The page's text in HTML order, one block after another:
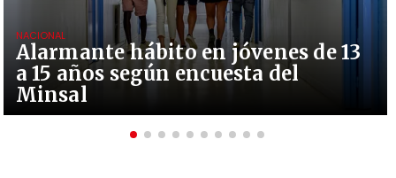
Alarmante hábito en jóvenes de 13
a 15 años según encuesta del
Minsal
NACIONAL